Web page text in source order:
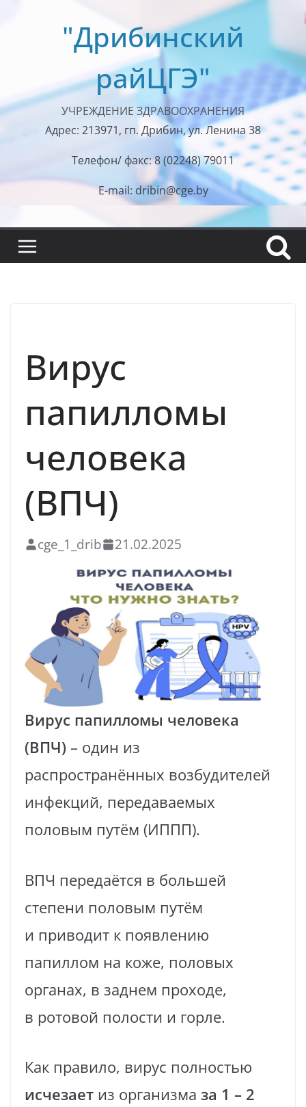
содержимому"Дрибинский
райЦГЭ"
УЧРЕЖДЕНИЕ ЗДРАВООХРАНЕНИЯ
Адрес: 213971, гп. Дрибин, ул. Ленина 38
Телефон/ факс: 8 (02248) 79011
E-mail: dribin@cge.by
Вирус
папилломы
человека
(ВПЧ)
cge_1_drib 21.02.2025
Вирус папилломы человека
(ВПЧ) – один из
распространённых возбудителей
инфекций, передаваемых
половым путём (ИППП).
ВПЧ передаётся в большей
степени половым путём
и приводит к появлению
папиллом на коже, половых
органах, в заднем проходе,
в ротовой полости и горле.
Как правило, вирус полностью
исчезает из организма за 1 – 2